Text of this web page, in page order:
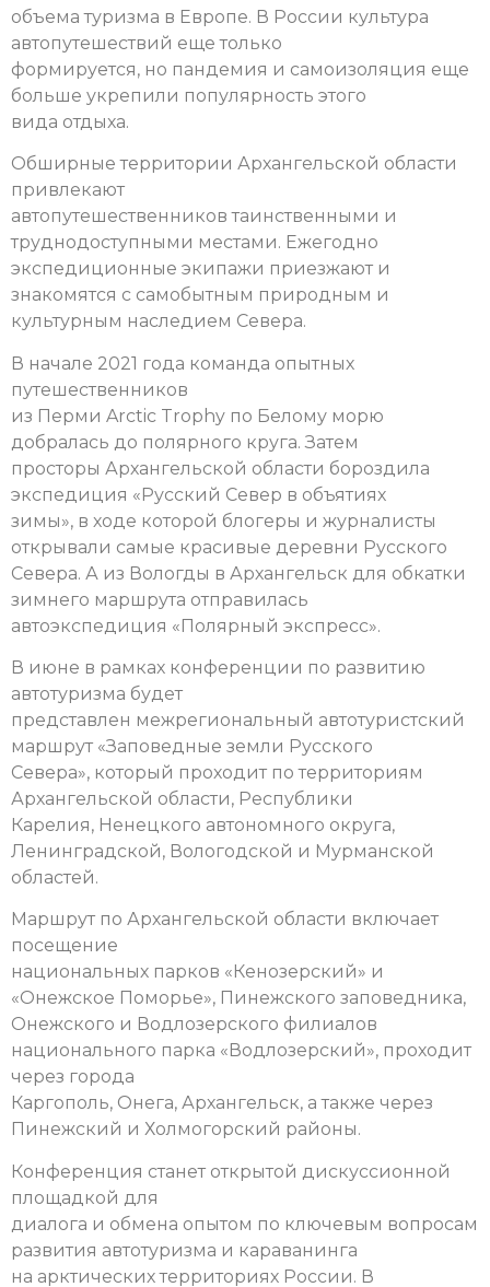
объема туризма в Европе. В России культура
автопутешествий еще только
формируется, но пандемия и самоизоляция еще
больше укрепили популярность этого
вида отдыха.
Обширные территории Архангельской области
привлекают
автопутешественников таинственными и
труднодоступными местами. Ежегодно
экспедиционные экипажи приезжают и
знакомятся с самобытным природным и
культурным наследием Севера.
В начале 2021 года команда опытных
путешественников
из Перми Arctic Trophy по Белому морю
добралась до полярного круга. Затем
просторы Архангельской области бороздила
экспедиция «Русский Север в объятиях
зимы», в ходе которой блогеры и журналисты
открывали самые красивые деревни Русского
Севера. А из Вологды в Архангельск для обкатки
зимнего маршрута отправилась
автоэкспедиция «Полярный экспресс».
В июне в рамках конференции по развитию
автотуризма будет
представлен межрегиональный автотуристский
маршрут «Заповедные земли Русского
Севера», который проходит по территориям
Архангельской области, Республики
Карелия, Ненецкого автономного округа,
Ленинградской, Вологодской и Мурманской
областей.
Маршрут по Архангельской области включает
посещение
национальных парков «Кенозерский» и
«Онежское Поморье», Пинежского заповедника,
Онежского и Водлозерского филиалов
национального парка «Водлозерский», проходит
через города
Каргополь, Онега, Архангельск, а также через
Пинежский и Холмогорский районы.
Конференция станет открытой дискуссионной
площадкой для
диалога и обмена опытом по ключевым вопросам
развития автотуризма и караванинга
на арктических территориях России. В